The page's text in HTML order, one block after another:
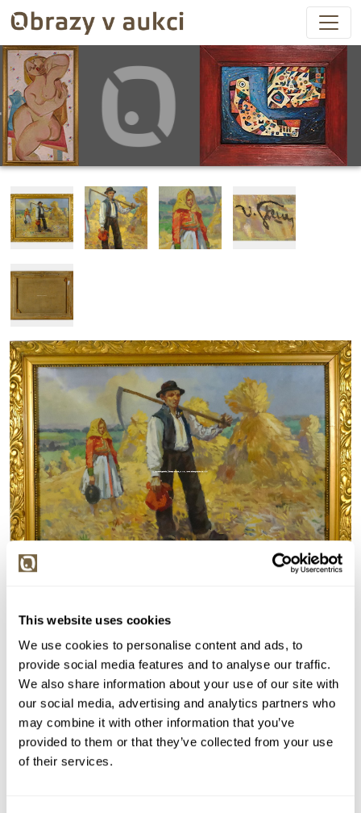
This website uses cookies
We use cookies to personalise content and ads, to
provide social media features and to analyse our traffic.
We also share information about your use of our site with
our social media, advertising and analytics partners who
may combine it with other information that you’ve
provided to them or that they’ve collected from your use
of their services.
Detail položky
Olej na plátně, 50x68 cm. Signováno vpravo dole V.
Stein. Rám, sklo.
> Zobrazit detail položky a informace o autorovi